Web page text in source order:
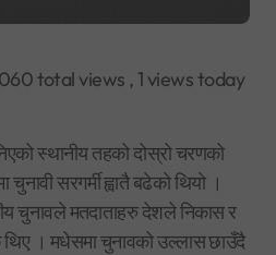
total views , 1 views today
स्थानीय तहको दोस्रो चरणको
सरगर्मी ह्वातै बढेको थियो ।
चुनावले मतदाताहरु देशले निकास र
। मधेसमा चुनावको उल्लास छाउँदै